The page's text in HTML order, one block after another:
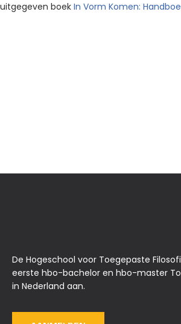
uitgegeven boek In Vorm Komen:
De Hogeschool voor Toegepaste
eerste hbo-bachelor en hbo-master
in Nederland aan.